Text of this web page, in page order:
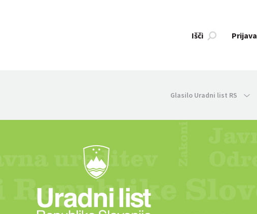
Išči Prijava
Glasilo Uradni list RS